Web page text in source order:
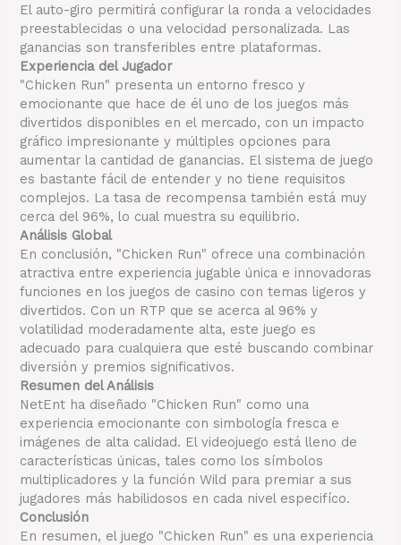
El auto-giro permitirá configurar la ronda a velocidades
preestablecidas o una velocidad personalizada. Las
ganancias son transferibles entre plataformas.
Experiencia del Jugador
"Chicken Run" presenta un entorno fresco y
emocionante que hace de él uno de los juegos más
divertidos disponibles en el mercado, con un impacto
gráfico impresionante y múltiples opciones para
aumentar la cantidad de ganancias. El sistema de juego
es bastante fácil de entender y no tiene requisitos
complejos. La tasa de recompensa también está muy
cerca del 96%, lo cual muestra su equilibrio.
Análisis Global
En conclusión, "Chicken Run" ofrece una combinación
atractiva entre experiencia jugable única e innovadoras
funciones en los juegos de casino con temas ligeros y
divertidos. Con un RTP que se acerca al 96% y
volatilidad moderadamente alta, este juego es
adecuado para cualquiera que esté buscando combinar
diversión y premios significativos.
Resumen del Análisis
NetEnt ha diseñado "Chicken Run" como una
experiencia emocionante con simbología fresca e
imágenes de alta calidad. El videojuego está lleno de
características únicas, tales como los símbolos
multiplicadores y la función Wild para premiar a sus
jugadores más habilidosos en cada nivel especifíco.
Conclusión
En resumen, el juego "Chicken Run" es una experiencia